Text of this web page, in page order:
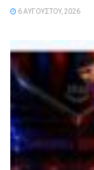
6 ΑΥΓΟΎΣΤΟΥ, 2026